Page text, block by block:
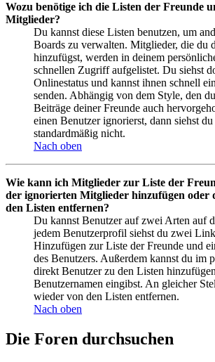
Wozu benötige ich die Listen der Freunde
Mitglieder?
Du kannst diese Listen benutzen, um
Boards zu verwalten. Mitglieder, die du
hinzufügst, werden in deinem
schnellen Zugriff aufgelistet. Du siehst
Onlinestatus und kannst ihnen schnell
senden. Abhängig von dem Style, den
Beiträge deiner Freunde auch
einen Benutzer ignorierst, dann siehst
standardmäßig nicht.
Nach oben
Wie kann ich Mitglieder zur Liste der
der ignorierten Mitglieder hinzufügen oder
den Listen entfernen?
Du kannst Benutzer auf zwei Arten auf
jedem Benutzerprofil siehst du zwei
Hinzufügen zur Liste der Freunde und
des Benutzers. Außerdem kannst du im
direkt Benutzer zu den Listen
Benutzernamen eingibst. An gleicher
wieder von den Listen entfernen.
Nach oben
Die Foren durchsuchen